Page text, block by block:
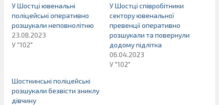
У Шостці ювенальні
поліцейські оперативно
розшукали неповнолітню
23.08.2023
У "102"
У Шостці співробітники
сектору ювенальної
превенції оперативно
розшукали та повернули
додому підлітка
06.04.2023
У "102"
Шосткинські поліцейські
розшукали безвісти зниклу
дівчину